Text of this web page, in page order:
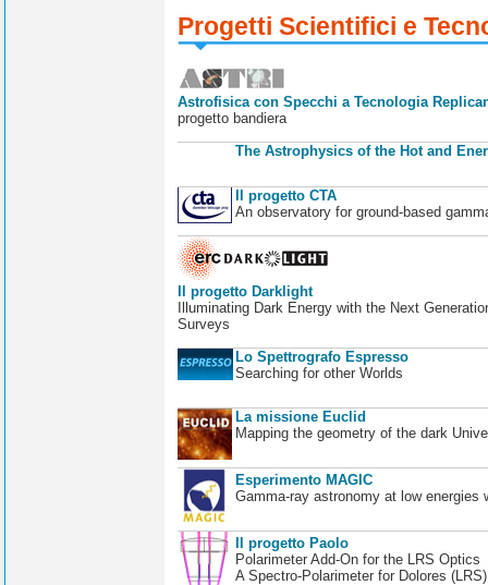
Progetti Scientifici e
Astrofisica con Specchi a Tecnologia
progetto bandiera
The Astrophysics of the Hot and
Il progetto CTA
An observatory for ground-based
Il progetto Darklight
Illuminating Dark Energy with the Next
Surveys
Lo Spettrografo Espresso
Searching for other Worlds
La missione Euclid
Mapping the geometry of the dark
Esperimento MAGIC
Gamma-ray astronomy at low energies
Il progetto Paolo
Polarimeter Add-On for the LRS Optics
A Spectro-Polarimeter for Dolores